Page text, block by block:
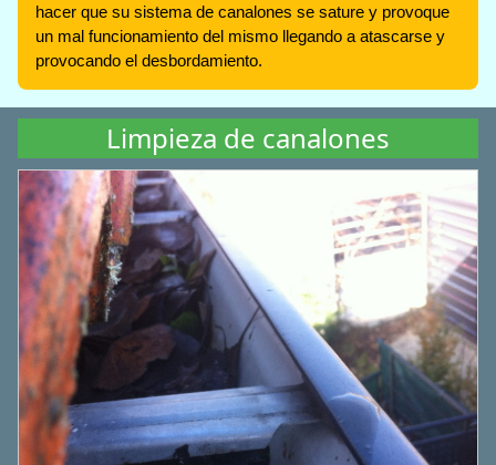
hacer que su sistema de canalones se sature y provoque
un mal funcionamiento del mismo llegando a atascarse y
provocando el desbordamiento.
Limpieza de canalones